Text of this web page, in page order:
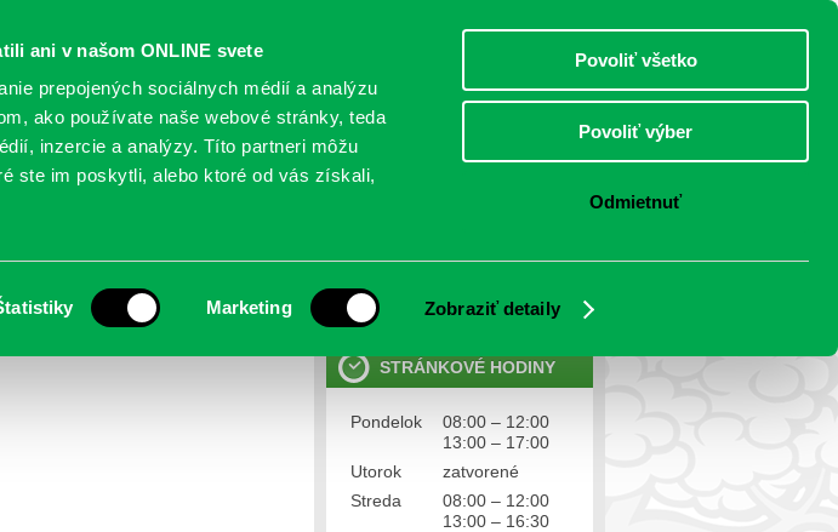
ani v našom ONLINE svete
prepojených sociálnych médií a analýzu
ako používate naše webové stránky, teda
inzercie a analýzy. Títo partneri môžu
ste im poskytli, alebo ktoré od vás získali,
Marketing Zobraziť detaily
Povoliť všetko
Povoliť výber
Odmietnuť
PETRŽALSKÉ KONTO
MAPY TLAČIVÁ KONTAKTY
Ochrana osobných údajov
STRÁNKOVÉ HODINY
Pondelok
08:00 – 12:00
13:00 – 17:00
Utorok
zatvorené
Streda
08:00 – 12:00
13:00 – 16:30
NR